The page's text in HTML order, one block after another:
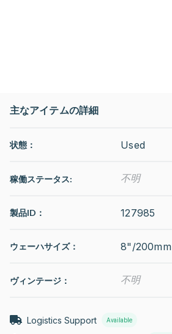
主なアイテムの詳細
状態： Used
稼働ステータス: 不明
製品ID： 127985
ウェーハサイズ： 8"/200mm
ヴィンテージ： 不明
Logistics Support Available